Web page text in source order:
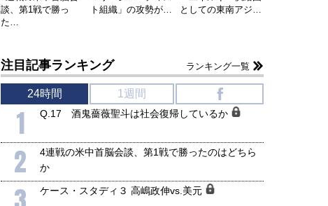
韓国にも理解してほしい「極東
1905年体制」における日米韓安
全保障協力の意味
2026年5月15日
ホルムズ海峡危機で加速したエ
ネルギー転換が「中国依存」に
行き着くリスク
2026年5月14日
談、第1戦で勝っ
た…
ト組織」の攻勢が…
としての東南アジ…
注目記事ランキング ランキング一覧
24時間 1週間
1 Q.17 酒鬼薔薇聖斗は社会復帰しているか
2
4連戦の米中首脳会談、第1戦で勝ったのはどちら
か
ケース・スタディ３ 高嶋政伸vs.美元